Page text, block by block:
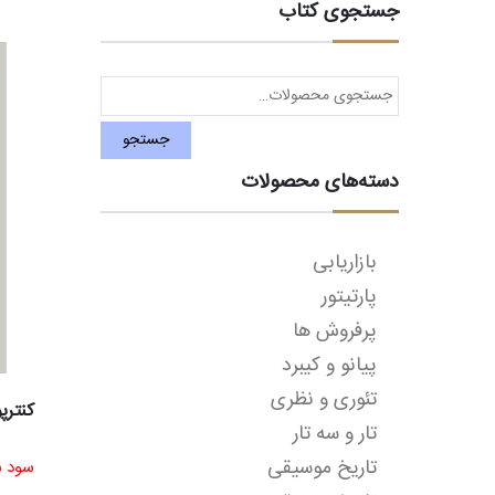
جستجوی کتاب
جستجو
برای:
جستجو
دسته‌های محصولات
بازاریابی
پارتیتور
پرفروش ها
پیانو و کیبرد
تئوری و نظری
تار و سه تار
تاریخ موسیقی
سود